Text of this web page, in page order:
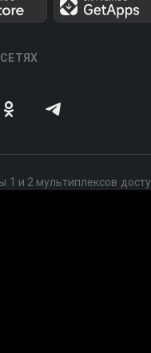
1 и 2 мультиплексов